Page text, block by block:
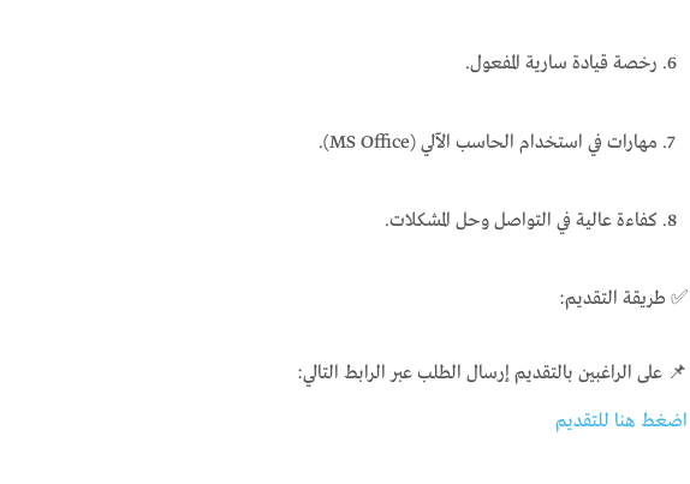
رخصة قيادة سارية المفعول.
مهارات في استخدام الحاسب الآلي (MS Office).
كفاءة عالية في التواصل وحل المشكلات.
✅ طريقة التقديم:
📌 على الراغبين بالتقديم إرسال الطلب عبر الرابط التالي:
اضغط هنا للتقديم